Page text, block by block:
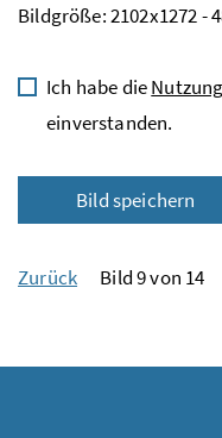
Bildgröße: 2102x1272 -
Ich habe die
einverstanden.
Bild speichern
Zurück Bild 9 von 14